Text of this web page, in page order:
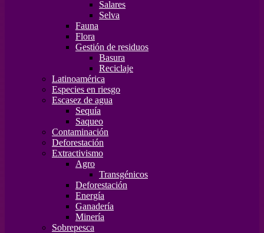
Salares
Selva
Fauna
Flora
Gestión de residuos
Basura
Reciclaje
Latinoamérica
Especies en riesgo
Escasez de agua
Sequía
Saqueo
Contaminación
Deforestación
Extractivismo
Agro
Transgénicos
Deforestación
Energía
Ganadería
Minería
Sobrepesca